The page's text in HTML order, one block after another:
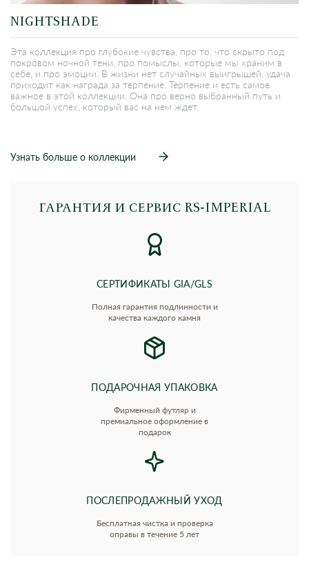
NIGHTSHADE
Эта коллекция про глубокие чувства, про то, что скрыто под
покровом ночной тени, про помыслы, которые мы храним в
себе, и про эмоции. В жизни нет случайных выигрышей, удача
приходит как награда за терпение. Терпение и есть самое
важное в этой коллекции. Она про верно выбранный путь и
большой успех, который вас на нем ждет.
Узнать больше о коллекции
ГАРАНТИЯ И СЕРВИС RS‑IMPERIAL
СЕРТИФИКАТЫ GIA/GLS
Полная гарантия подлинности и
качества каждого камня
ПОДАРОЧНАЯ УПАКОВКА
Фирменный футляр и
премиальное оформление в
подарок
ПОСЛЕПРОДАЖНЫЙ УХОД
Бесплатная чистка и проверка
оправы в течение 5 лет